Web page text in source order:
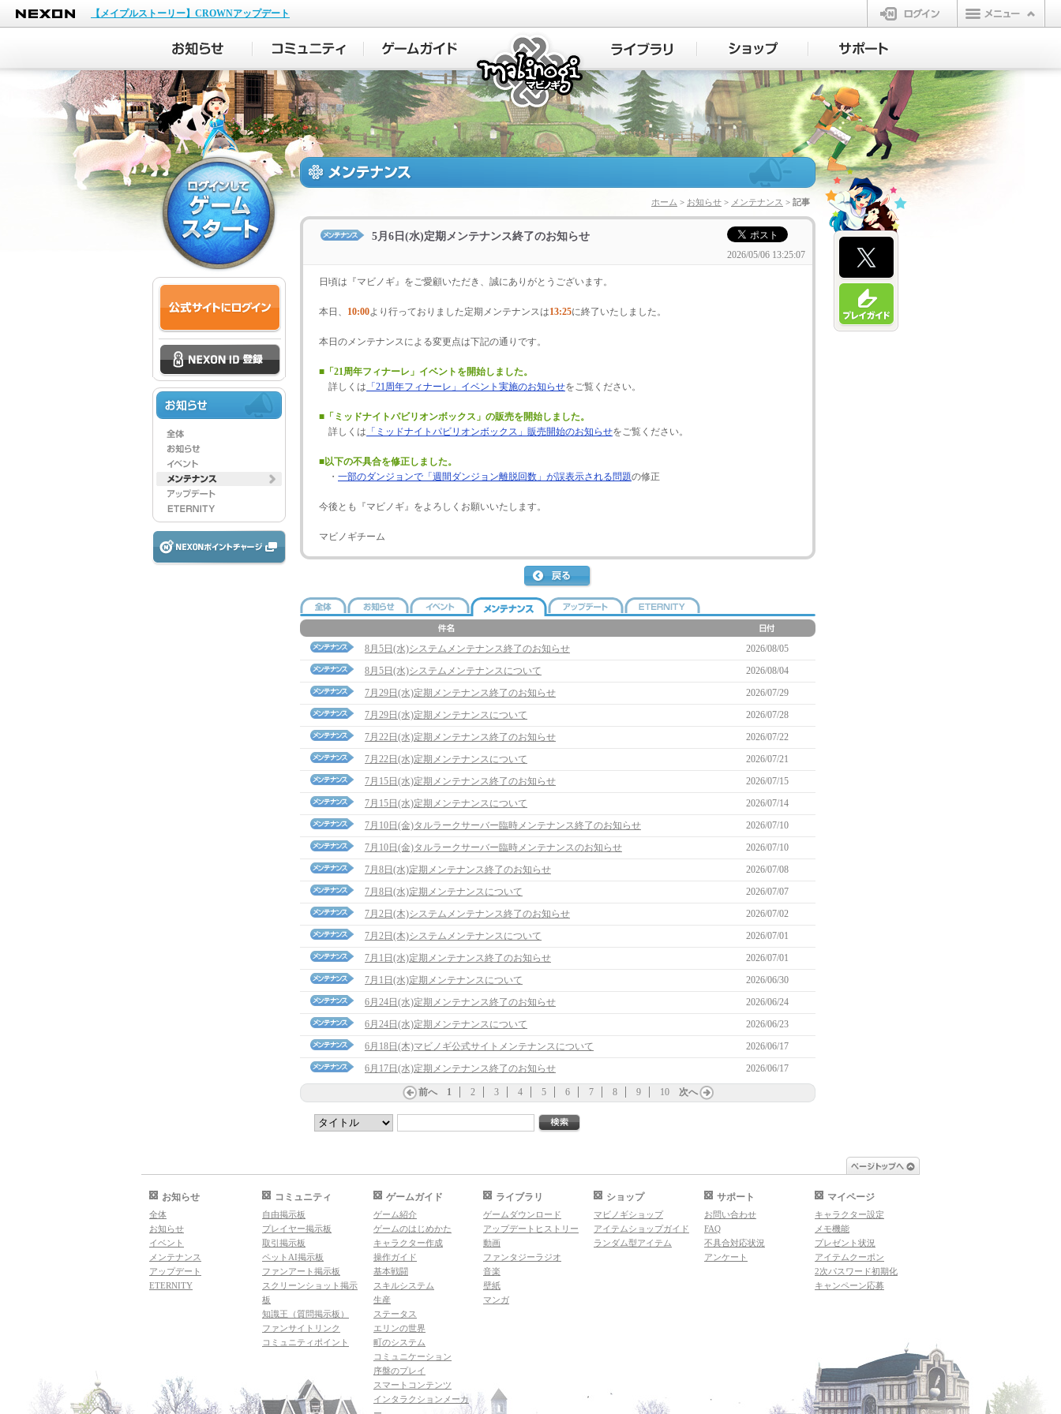
NEXON
【メイプルストーリー】CROWNアップデート
ログイン
マビノギ
ホーム > お知らせ > メンテナンス > 記事
5月6日(水)定期メンテナンス終了のお知らせ
2026/05/06 13:25:07
日頃は『マビノギ』をご愛顧いただき、誠にありがとうございます。
本日、 10:00より行っておりました定期メンテナンスは13:25に終了いたしました。
本日のメンテナンスによる変更点は下記の通りです。
■「21周年フィナーレ」イベントを開始しました。
詳しくは 「21周年フィナーレ」イベント実施のお知らせをご覧ください。
■「ミッドナイトパビリオンボックス」の販売を開始しました。
詳しくは 「ミッドナイトパビリオンボックス」販売開始のお知らせをご覧ください。
■以下の不具合を修正しました。
・ 一部のダンジョンで「週間ダンジョン離脱回数」が誤表示される問題の修正
今後とも『マビノギ』をよろしくお願いいたします。
マビノギチーム
8月5日(水)システムメンテナンス終了のお知らせ
2026/08/05
8月5日(水)システムメンテナンスについて
2026/08/04
7月29日(水)定期メンテナンス終了のお知らせ
2026/07/29
7月29日(水)定期メンテナンスについて
2026/07/28
7月22日(水)定期メンテナンス終了のお知らせ
2026/07/22
7月22日(水)定期メンテナンスについて
2026/07/21
7月15日(水)定期メンテナンス終了のお知らせ
2026/07/15
7月15日(水)定期メンテナンスについて
2026/07/14
7月10日(金)タルラークサーバー臨時メンテナンス終了のお知らせ
2026/07/10
7月10日(金)タルラークサーバー臨時メンテナンスのお知らせ
2026/07/10
7月8日(水)定期メンテナンス終了のお知らせ
2026/07/08
7月8日(水)定期メンテナンスについて
2026/07/07
7月2日(木)システムメンテナンス終了のお知らせ
2026/07/02
7月2日(木)システムメンテナンスについて
2026/07/01
7月1日(水)定期メンテナンス終了のお知らせ
2026/07/01
7月1日(水)定期メンテナンスについて
2026/06/30
6月24日(水)定期メンテナンス終了のお知らせ
2026/06/24
6月24日(水)定期メンテナンスについて
2026/06/23
6月18日(木)マビノギ公式サイトメンテナンスについて
2026/06/17
6月17日(水)定期メンテナンス終了のお知らせ
2026/06/17
前へ 1 2 3 4 5 6 7 8 9 10 次へ
お知らせ
全体
お知らせ
イベント
メンテナンス
アップデート
ETERNITY
コミュニティ
自由掲示板
プレイヤー掲示板
取引掲示板
ペットAI掲示板
ファンアート掲示板
スクリーンショット掲示
板
知識王（質問掲示板）
ファンサイトリンク
コミュニティポイント
ゲームガイド
ゲーム紹介
ゲームのはじめかた
キャラクター作成
操作ガイド
基本戦闘
スキルシステム
生産
ステータス
エリンの世界
町のシステム
コミュニケーション
序盤のプレイ
スマートコンテンツ
インタラクションメーカ
ライブラリ
ゲームダウンロード
アップデートヒストリー
動画
ファンタジーラジオ
音楽
壁紙
マンガ
ショップ
マビノギショップ
アイテムショップガイド
ランダム型アイテム
サポート
お問い合わせ
FAQ
不具合対応状況
アンケート
マイページ
キャラクター設定
メモ機能
プレゼント状況
アイテムクーポン
2次パスワード初期化
キャンペーン応募